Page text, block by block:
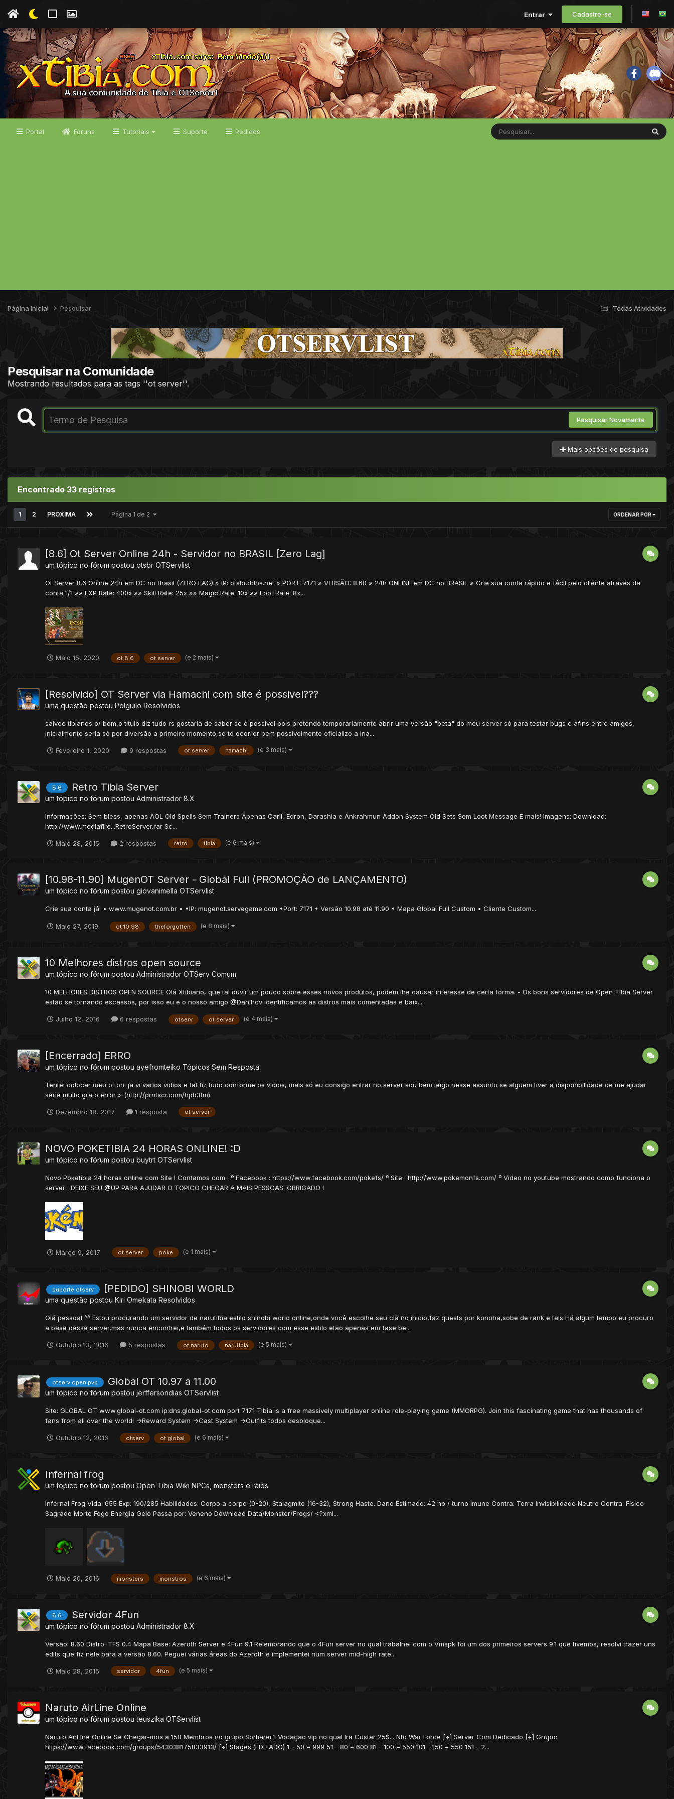
Entrar Cadastre-se
Portal Fóruns Tutoriais Suporte Pedidos
Todas Atividades
Página Inicial Pesquisar
Pesquisar na Comunidade
Mostrando resultados para as tags ''ot server''.
Pesquisar Novamente
Mais opções de pesquisa
Encontrado 33 registros
1 2 PRÓXIMA Página 1 de 2 ORDENAR POR
[8.6] Ot Server Online 24h - Servidor no BRASIL [Zero Lag]
um tópico no fórum postou otsbr OTServlist
Ot Server 8.6 Online 24h em DC no Brasil (ZERO LAG) » IP: otsbr.ddns.net » PORT: 7171 » VERSÃO: 8.60 » 24h ONLINE em DC no BRASIL » Crie sua conta rápido e fácil pelo cliente através da
conta 1/1 »» EXP Rate: 400x »» Skill Rate: 25x »» Magic Rate: 10x »» Loot Rate: 8x...
Maio 15, 2020 ot 8.6 ot server (e 2 mais)
[Resolvido] OT Server via Hamachi com site é possivel???
uma questão postou Polguilo Resolvidos
salvee tibianos o/ bom,o titulo diz tudo rs gostaria de saber se é possivel pois pretendo temporariamente abrir uma versão "beta" do meu server só para testar bugs e afins entre amigos,
inicialmente seria só por diversão a primeiro momento,se td ocorrer bem possivelmente oficializo a ina...
Fevereiro 1, 2020 9 respostas ot server hamachi (e 3 mais)
8.6 Retro Tibia Server
um tópico no fórum postou Administrador 8.X
Informações: Sem bless, apenas AOL Old Spells Sem Trainers Apenas Carli, Edron, Darashia e Ankrahmun Addon System Old Sets Sem Loot Message E mais! Imagens: Download:
http://www.mediafire...RetroServer.rar Sc...
Maio 28, 2015 2 respostas retro tibia (e 6 mais)
[10.98-11.90] MugenOT Server - Global Full (PROMOÇÃO de LANÇAMENTO)
um tópico no fórum postou giovanimella OTServlist
Crie sua conta já! • www.mugenot.com.br • •IP: mugenot.servegame.com •Port: 7171 • Versão 10.98 até 11.90 • Mapa Global Full Custom • Cliente Custom...
Maio 27, 2019 ot 10.98 theforgotten (e 8 mais)
10 Melhores distros open source
um tópico no fórum postou Administrador OTServ Comum
10 MELHORES DISTROS OPEN SOURCE Olá Xtibiano, que tal ouvir um pouco sobre esses novos produtos, podem lhe causar interesse de certa forma. - Os bons servidores de Open Tibia Server
estão se tornando escassos, por isso eu e o nosso amigo @Danihcv identificamos as distros mais comentadas e baix...
Julho 12, 2016 6 respostas otserv ot server (e 4 mais)
[Encerrado] ERRO
um tópico no fórum postou ayefromteiko Tópicos Sem Resposta
Tentei colocar meu ot on. ja vi varios vidios e tal fiz tudo conforme os vidios, mais só eu consigo entrar no server sou bem leigo nesse assunto se alguem tiver a disponibilidade de me ajudar
serie muito grato error > (http://prntscr.com/hpb3tm)
Dezembro 18, 2017 1 resposta ot server
NOVO POKETIBIA 24 HORAS ONLINE! :D
um tópico no fórum postou buytrt OTServlist
Novo Poketibia 24 horas online com Site ! Contamos com : º Facebook : https://www.facebook.com/pokefs/ º Site : http://www.pokemonfs.com/ º Video no youtube mostrando como funciona o
server : DEIXE SEU @UP PARA AJUDAR O TOPICO CHEGAR A MAIS PESSOAS. OBRIGADO !
Março 9, 2017 ot server poke (e 1 mais)
suporte otserv [PEDIDO] SHINOBI WORLD
uma questão postou Kiri Omekata Resolvidos
Olá pessoal ^^ Estou procurando um servidor de narutibia estilo shinobi world online,onde você escolhe seu clã no inicio,faz quests por konoha,sobe de rank e tals Há algum tempo eu procuro
a base desse server,mas nunca encontrei,e também todos os servidores com esse estilo etão apenas em fase be...
Outubro 13, 2016 5 respostas ot naruto narutibia (e 5 mais)
otserv open pvp Global OT 10.97 a 11.00
um tópico no fórum postou jerffersondias OTServlist
Site: GLOBAL OT www.global-ot.com ip:dns.global-ot.com port 7171 Tibia is a free massively multiplayer online role-playing game (MMORPG). Join this fascinating game that has thousands of
fans from all over the world! ->Reward System ->Cast System ->Outfits todos desbloque...
Outubro 12, 2016 otserv ot global (e 6 mais)
Infernal frog
um tópico no fórum postou Open Tibia Wiki NPCs, monsters e raids
Infernal Frog Vida: 655 Exp: 190/285 Habilidades: Corpo a corpo (0-20), Stalagmite (16-32), Strong Haste. Dano Estimado: 42 hp / turno Imune Contra: Terra Invisibilidade Neutro Contra: Físico
Sagrado Morte Fogo Energia Gelo Passa por: Veneno Download Data/Monster/Frogs/ <?xml...
Maio 20, 2016 monsters monstros (e 6 mais)
8.6 Servidor 4Fun
um tópico no fórum postou Administrador 8.X
Versão: 8.60 Distro: TFS 0.4 Mapa Base: Azeroth Server e 4Fun 9.1 Relembrando que o 4Fun server no qual trabalhei com o Vmspk foi um dos primeiros servers 9.1 que tivemos, resolvi trazer uns
edits que fiz nele para a versão 8.60. Peguei várias áreas do Azeroth e implementei num server mid-high rate...
Maio 28, 2015 servidor 4fun (e 5 mais)
Naruto AirLine Online
um tópico no fórum postouteuszika OTServlist
Naruto AirLine Online Se Chegar-mos a 150 Membros no grupo Sortiarei 1 Vocaçao vip no qual Ira Custar 25$... Nto War Force [+] Server Com Dedicado [+] Grupo:
https://www.facebook.com/groups/543038175833913/ [+] Stages:(EDITADO) 1 - 50 = 999 51 - 80 = 600 81 - 100 = 550 101 - 150 = 550 151 - 2...